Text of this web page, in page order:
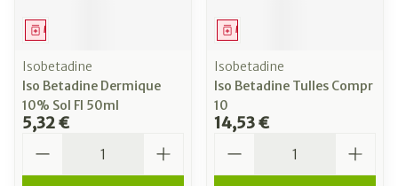
Médicament
Isobetadine
Iso Betadine Dermique
10% Sol Fl 50ml
5,32 €
Médicament
Isobetadine
Iso Betadine Tulles Compr
10
14,53 €